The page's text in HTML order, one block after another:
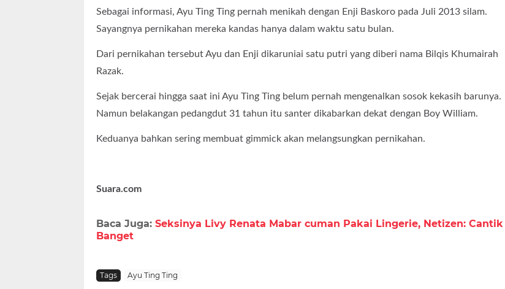
Sebagai informasi, Ayu Ting Ting pernah menikah dengan Enji Baskoro pada Juli 2013 silam.
Sayangnya pernikahan mereka kandas hanya dalam waktu satu bulan.
Dari pernikahan tersebut Ayu dan Enji dikaruniai satu putri yang diberi nama Bilqis Khumairah
Razak.
Sejak bercerai hingga saat ini Ayu Ting Ting belum pernah mengenalkan sosok kekasih barunya.
Namun belakangan pedangdut 31 tahun itu santer dikabarkan dekat dengan Boy William.
Keduanya bahkan sering membuat gimmick akan melangsungkan pernikahan.
Suara.com
Baca Juga: Seksinya Livy Renata Mabar cuman Pakai Lingerie, Netizen: Cantik
Banget
Tags Ayu Ting Ting